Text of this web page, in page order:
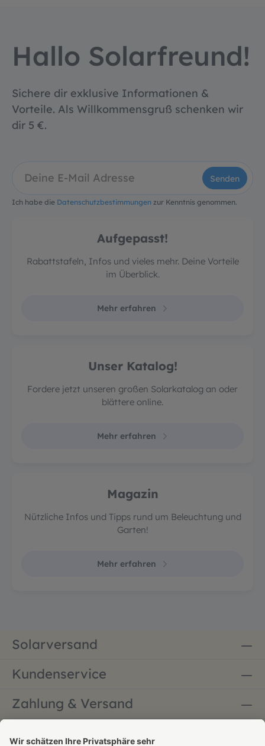
Hallo Solarfreund!
Sichere dir exklusive Informationen &
Vorteile. Als Willkommensgruß schenken wir
dir 5 €.
Senden
Ich habe die Datenschutzbestimmungen zur Kenntnis genommen.
Aufgepasst!
Rabattstafeln, Infos und vieles mehr. Deine Vorteile
im Überblick.
Mehr erfahren
Unser Katalog!
Fordere jetzt unseren großen Solarkatalog an oder
blättere online.
Mehr erfahren
Magazin
Nützliche Infos und Tipps rund um Beleuchtung und
Garten!
Mehr erfahren
Solarversand
Kundenservice
Zahlung & Versand